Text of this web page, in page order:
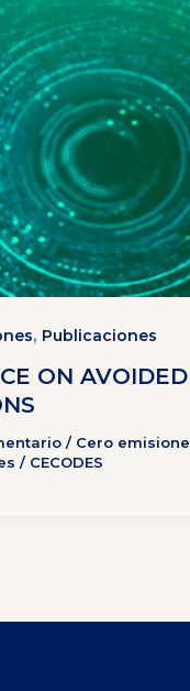
, Publicaciones
ON AVOIDED
/ Cero
/ CECODES